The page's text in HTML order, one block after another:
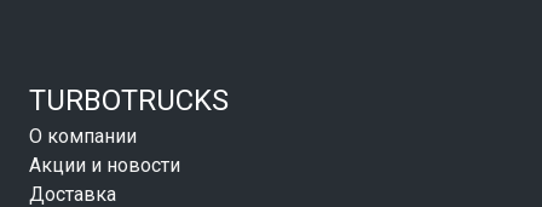
TURBOTRUCKS
О компании
Акции и новости
Доставка